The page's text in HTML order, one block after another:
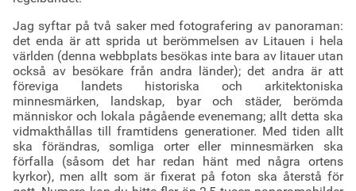
Jag syftar på två saker med fotografering av panoraman:
det enda är att sprida ut berömmelsen av Litauen i hela
världen (denna webbplats besökas inte bara av litauer utan
också av besökare från andra länder); det andra är att
föreviga landets historiska och arkitektoniska
minnesmärken, landskap, byar och städer, berömda
människor och lokala pågående evenemang; allt detta ska
vidmakthållas till framtidens generationer. Med tiden allt
ska förändras, somliga orter eller minnesmärken ska
förfalla (såsom det har redan hänt med några ortens
kyrkor), men allt som är fixerat på foton ska återstå för